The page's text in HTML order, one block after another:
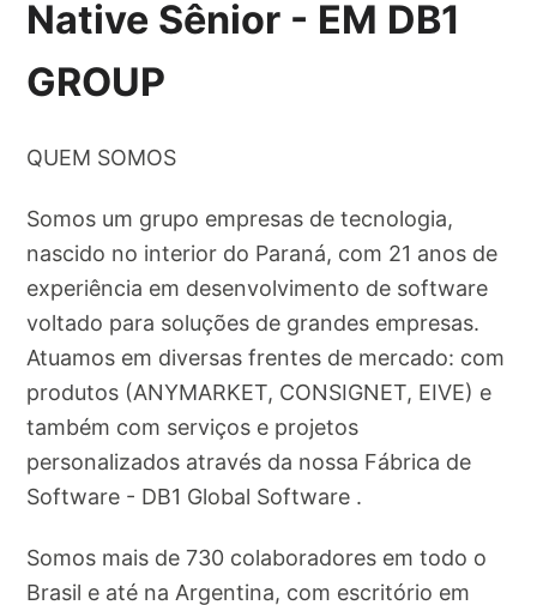
Native Sênior - EM DB1
GROUP
QUEM SOMOS
Somos um grupo empresas de tecnologia,
nascido no interior do Paraná, com 21 anos de
experiência em desenvolvimento de software
voltado para soluções de grandes empresas.
Atuamos em diversas frentes de mercado: com
produtos (ANYMARKET, CONSIGNET, EIVE) e
também com serviços e projetos
personalizados através da nossa Fábrica de
Software - DB1 Global Software .
Somos mais de 730 colaboradores em todo o
Brasil e até na Argentina, com escritório em